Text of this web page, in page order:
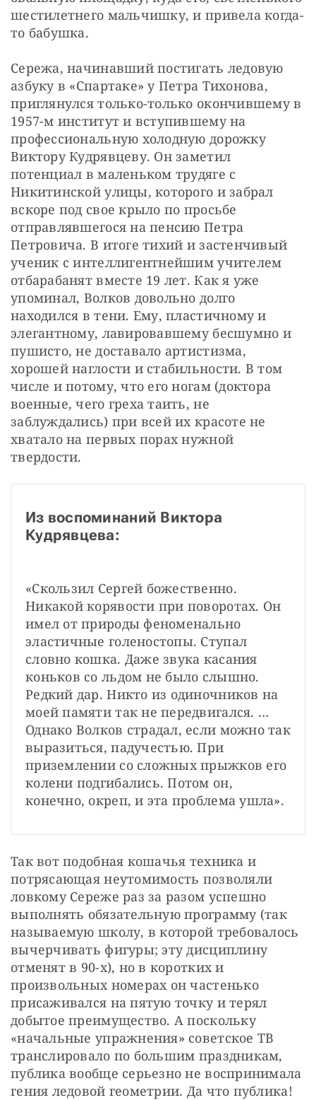
шестилетнего мальчишку, и привела когда-
то бабушка.
Сережа, начинавший постигать ледовую
азбуку в «Спартаке» у Петра Тихонова,
приглянулся только-только окончившему в
1957-м институт и вступившему на
профессиональную холодную дорожку
Виктору Кудрявцеву. Он заметил
потенциал в маленьком трудяге с
Никитинской улицы, которого и забрал
вскоре под свое крыло по просьбе
отправлявшегося на пенсию Петра
Петровича. В итоге тихий и застенчивый
ученик с интеллигентнейшим учителем
отбарабанят вместе 19 лет. Как я уже
упоминал, Волков довольно долго
находился в тени. Ему, пластичному и
элегантному, лавировавшему бесшумно и
пушисто, не доставало артистизма,
хорошей наглости и стабильности. В том
числе и потому, что его ногам (доктора
военные, чего греха таить, не
заблуждались) при всей их красоте не
хватало на первых порах нужной
твердости.
Из воспоминаний Виктора
Кудрявцева:
«Скользил Сергей божественно.
Никакой корявости при поворотах. Он
имел от природы феноменально
эластичные голеностопы. Ступал
словно кошка. Даже звука касания
коньков со льдом не было слышно.
Редкий дар. Никто из одиночников на
моей памяти так не передвигался. …
Однако Волков страдал, если можно так
выразиться, падучестью. При
приземлении со сложных прыжков его
колени подгибались. Потом он,
конечно, окреп, и эта проблема ушла».
Так вот подобная кошачья техника и
потрясающая неутомимость позволяли
ловкому Сереже раз за разом успешно
выполнять обязательную программу (так
называемую школу, в которой требовалось
вычерчивать фигуры; эту дисциплину
отменят в 90-х), но в коротких и
произвольных номерах он частенько
присаживался на пятую точку и терял
добытое преимущество. А поскольку
«начальные упражнения» советское ТВ
транслировало по большим праздникам,
публика вообще серьезно не воспринимала
гения ледовой геометрии. Да что публика!